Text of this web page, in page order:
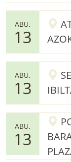
ABU.
13
ABU.
13
ABU.
13